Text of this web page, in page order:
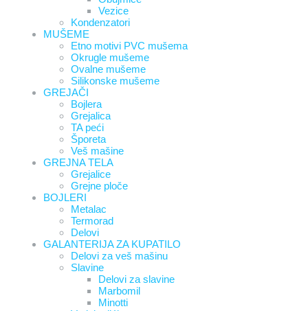
Vezice
Kondenzatori
MUŠEME
Etno motivi PVC mušema
Okrugle mušeme
Ovalne mušeme
Silikonske mušeme
GREJAČI
Bojlera
Grejalica
TA peći
Šporeta
Veš mašine
GREJNA TELA
Grejalice
Grejne ploče
BOJLERI
Metalac
Termorad
Delovi
GALANTERIJA ZA KUPATILO
Delovi za veš mašinu
Slavine
Delovi za slavine
Marbomil
Minotti